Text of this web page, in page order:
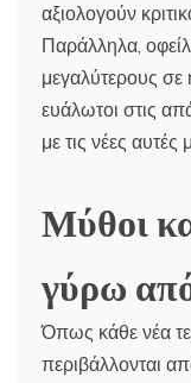
αξιολογούν
Παράλληλα,
μεγαλύτερους σε
ευάλωτοι στις
με τις νέες
Μύθοι
γύρω
Όπως κάθε νέα
περιβάλλονται